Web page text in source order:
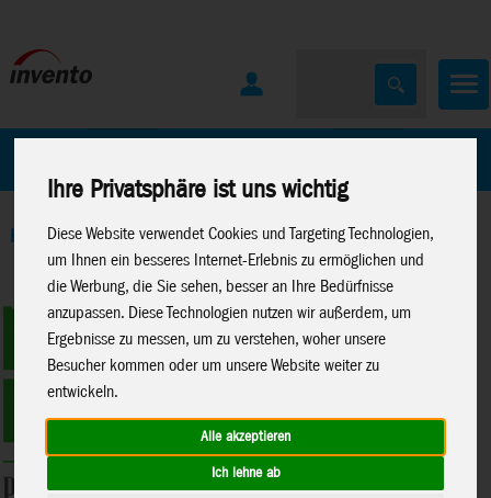
Ihre Privatsphäre ist uns wichtig
Diese Website verwendet Cookies und Targeting Technologien,
um Ihnen ein besseres Internet-Erlebnis zu ermöglichen und
die Werbung, die Sie sehen, besser an Ihre Bedürfnisse
anzupassen. Diese Technologien nutzen wir außerdem, um
Ergebnisse zu messen, um zu verstehen, woher unsere
Besucher kommen oder um unsere Website weiter zu
entwickeln.
Alle akzeptieren
Ich lehne ab
Home>Spielwaren>Konstruktion >Metal Earth>Premium
Series